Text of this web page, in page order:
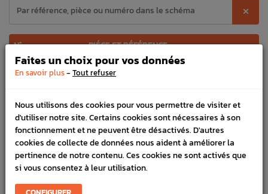
⨉
N° PIÉCE ET RÉFÉRENCE
22053 Capteur Vilebrequin Origine Subaru GT
WRX STI BRZ GT86 FORESTER
22056 Capteur Arbre à Cames Origine GT 93-00
WRX STI 01-05 FORESTER 97-02
123,85 € 
22060 Capteur cliquetis Origine Subaru GT 99-
00 FORESTER 97-02
Faites un choix pour vos données
En savoir plus- Tout refuser
Nous utilisons des cookies pour vous permettre de visiter et
d'utiliser notre site. Certains cookies sont nécessaires à son
fonctionnement et ne peuvent être désactivés. D'autres
cookies de collecte de données nous aident à améliorer la
pertinence de notre contenu. Ces cookies ne sont activés que
si vous consentez à leur utilisation.